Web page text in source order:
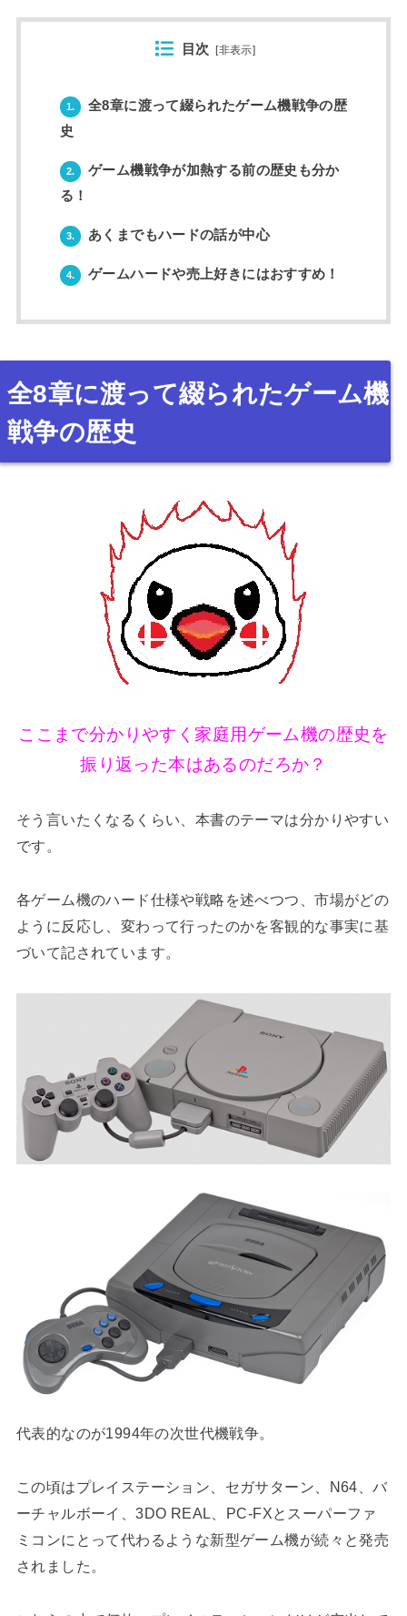
目次 [非表示]
1.
全8章に渡って綴られたゲーム機戦争の歴
史
2.
ゲーム機戦争が加熱する前の歴史も分か
る！
3. あくまでもハードの話が中心
4. ゲームハードや売上好きにはおすすめ！
全8章に渡って綴られたゲーム機
戦争の歴史
ここまで分かりやすく家庭用ゲーム機の歴史を
振り返った本はあるのだろか？
そう言いたくなるくらい、本書のテーマは分かりやすい
です。
各ゲーム機のハード仕様や戦略を述べつつ、市場がどの
ように反応し、変わって行ったのかを客観的な事実に基
づいて記されています。
代表的なのが1994年の次世代機戦争。
この頃はプレイステーション、セガサターン、N64、バ
ーチャルボーイ、3DO REAL、PC-FXとスーパーファ
ミコンにとって代わるような新型ゲーム機が続々と発売
されました。